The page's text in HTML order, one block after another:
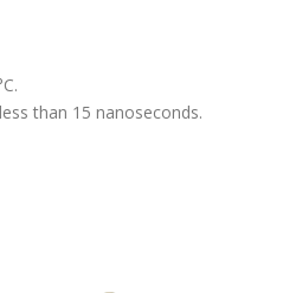
than 15 nanoseconds.